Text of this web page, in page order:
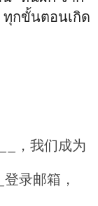
ทุกขั้นตอนเกิด
，我们成为
录邮箱，